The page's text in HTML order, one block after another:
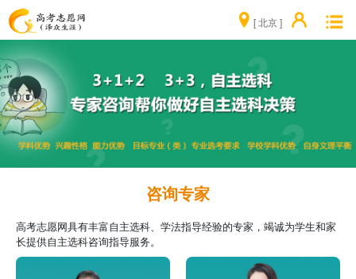
[ 北京 ]
咨询专家
高考志愿网具有丰富自主选科、学法指导经验的专家，竭诚为学生和家
长提供自主选科咨询指导服务。